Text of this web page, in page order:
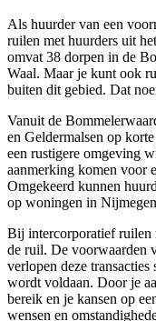
Als huurder van een
ruilen met huurders uit
omvat 38 dorpen in de
Waal. Maar je kunt ook
buiten dit gebied. Dat
Vanuit de
en Geldermalsen op
een rustigere omgeving
aanmerking komen voor
Omgekeerd kunnen
op woningen in
Bij intercorporatief ruilen
de ruil. De voorwaarden
verlopen deze transacties
wordt voldaan. Door je
bereik en je kansen op
wensen en